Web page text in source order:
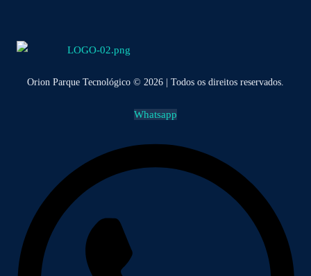
Orion Parque Tecnológico © 2026 | Todos os direitos reservados.
Whatsapp